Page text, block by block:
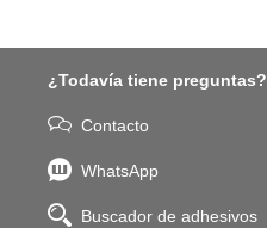
¿Todavía tiene preguntas?
Contacto
WhatsApp
Buscador de adhesivos